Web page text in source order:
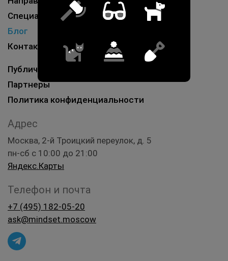
Специалисты
Блог
Контакты
Публичная информация
Партнеры
Политика конфиденциальности
Адрес
Москва, 2-й Троицкий переулок, д. 5
пн-сб с 10:00 до 21:00
Яндекс.Карты
Телефон и почта
+7 (495) 182-05-20
ask@mindset.moscow